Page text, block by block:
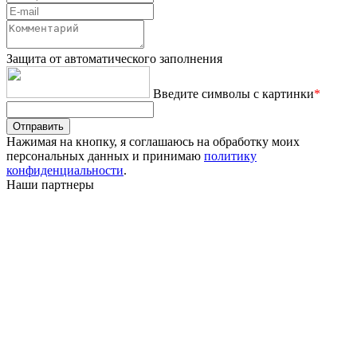
Защита от автоматического заполнения
Введите символы с картинки*
Отправить
Нажимая на кнопку, я соглашаюсь на обработку моих
персональных данных и принимаю политику
конфиденциальности.
Наши партнеры